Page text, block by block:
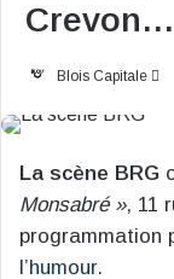
Crevon…
Blois Capitale
La scène BRG
Monsabré », 11
programmation
l’humour.